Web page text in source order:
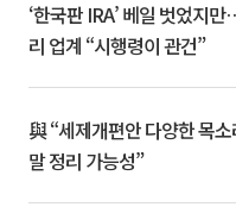
‘한국판 IRA’ 베일 벗었지
리 업계 “시행령이 관건”
與 “세제개편안 다양한 목
말 정리 가능성”